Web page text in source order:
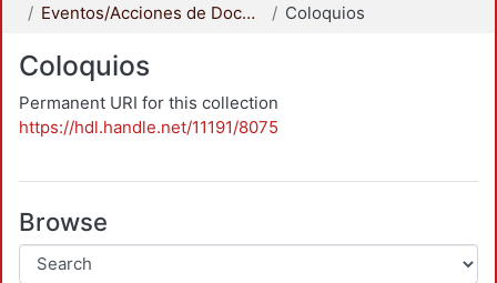
Eventos/Acciones de Docencia
Coloquios
Coloquios
Permanent URI for this collection
https://hdl.handle.net/11191/8075
Browse